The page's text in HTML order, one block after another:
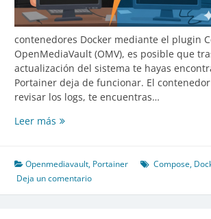
contenedores Docker mediante el plugin
OpenMediaVault (OMV), es posible que
actualización del sistema te hayas
Portainer deja de funcionar. El
revisar los logs, te encuentras…
Leer más Cómo
error
de
API
Openmediavault, Portainer Compose,
Deja un comentario